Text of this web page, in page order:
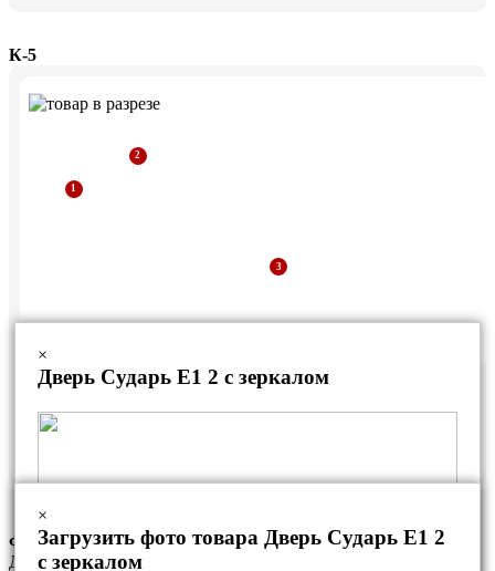
К-5
Рама из профильной трубы
Фурнитура данной модели
Данный комплект фурнитуры является базовым. За
×
Дверь Сударь E1 2 с зеркалом
×
Загрузить фото товара Дверь Сударь E1 2
с зеркалом